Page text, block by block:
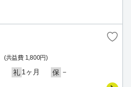
(共益費 1,800円)
礼 1ヶ月 保 －